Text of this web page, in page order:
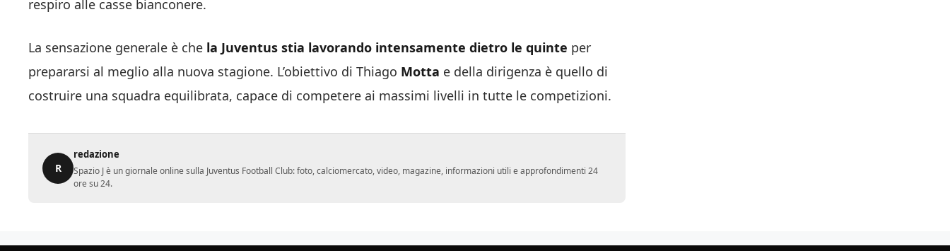
respiro alle casse bianconere.
La sensazione generale è che la Juventus stia lavorando intensamente dietro le quinte per
prepararsi al meglio alla nuova stagione. L’obiettivo di Thiago Motta e della dirigenza è quello di
costruire una squadra equilibrata, capace di competere ai massimi livelli in tutte le competizioni.
R
redazione
Spazio J è un giornale online sulla Juventus Football Club: foto, calciomercato, video, magazine, informazioni utili e approfondimenti 24
ore su 24.